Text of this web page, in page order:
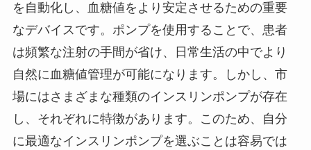
を自動化し、血糖値をより安定させるための重要
なデバイスです。ポンプを使用することで、患者
は頻繁な注射の手間が省け、日常生活の中でより
自然に血糖値管理が可能になります。しかし、市
場にはさまざまな種類のインスリンポンプが存在
し、それぞれに特徴があります。このため、自分
に最適なインスリンポンプを選ぶことは容易では